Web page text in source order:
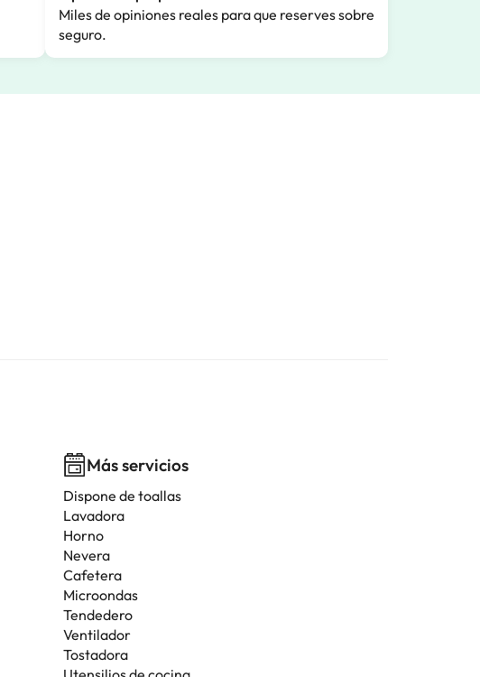
Miles de opiniones reales para que reserves sobre
seguro.
Más servicios
Dispone de toallas
Lavadora
Horno
Nevera
Cafetera
Microondas
Tendedero
Ventilador
Tostadora